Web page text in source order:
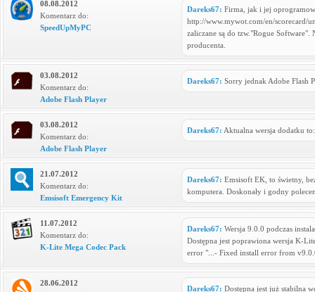
Dareks67: Firma, jak i jej
http://www.mywot.com/en/scorecard/
zaliczane są do tzw."Rogue
producenta.
08.08.2012
Komentarz do:
SpeedUpMyPC
Dareks67: Sorry jednak Adobe Flash
03.08.2012
Komentarz do:
Adobe Flash Player
Dareks67: Aktualna wersja dodatku
03.08.2012
Komentarz do:
Adobe Flash Player
Dareks67: Emsisoft EK, to świetny,
komputera. Doskonały i godny
21.07.2012
Komentarz do:
Emsisoft Emergency Kit
Dareks67: Wersja 9.0.0 podczas
Dostępna jest poprawiona wersja K-
error "...- Fixed install error from
11.07.2012
Komentarz do:
K-Lite Mega Codec Pack
Dareks67: Dostępna jest już stabilna
28.06.2012